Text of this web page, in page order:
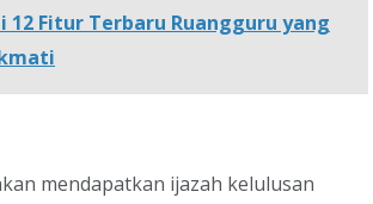
12 Fitur Terbaru Ruangguru yang
mendapatkan ijazah kelulusan